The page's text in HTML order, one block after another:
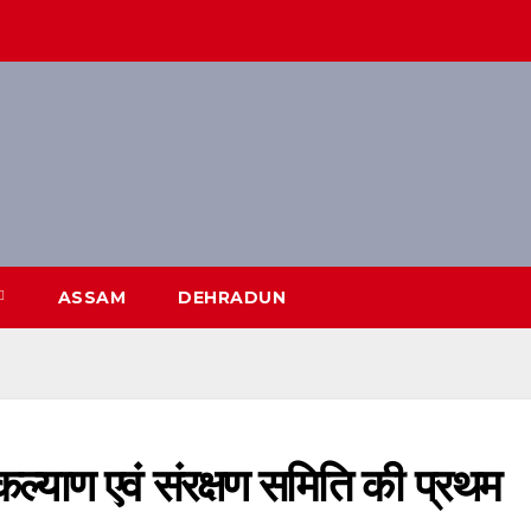
ASSAM DEHRADUN
एवं संरक्षण समिति की प्रथम